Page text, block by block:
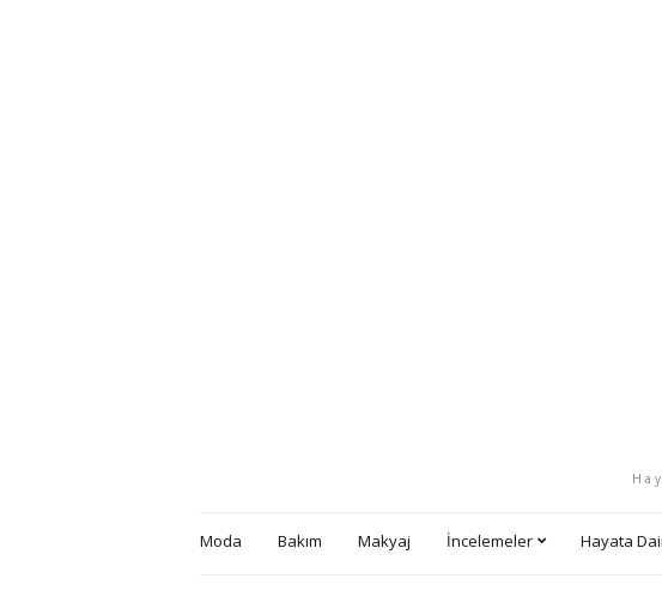
Moda Bakım Makyaj İncelemeler Hayata